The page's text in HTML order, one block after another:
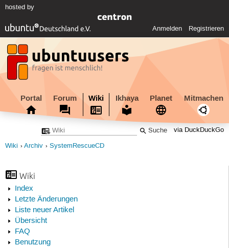
hosted by
Anmelden Registrieren
Portal Forum Wiki Ikhaya Planet Mitmachen
via DuckDuckGo
Wiki Archiv SystemRescueCD
Wiki
Index
Letzte Änderungen
Liste neuer Artikel
Übersicht
FAQ
Benutzung